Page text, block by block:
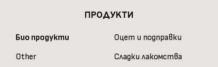
ПРОДУКТИ
Био продукти
Other
Оцет и подправки
Сладки лакомства